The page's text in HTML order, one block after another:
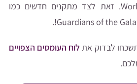
World, Space Mountain. זאת לצד מתקנים חדשים כמו
Guardians of the
לבדוק את לוח העומסים הצפויים